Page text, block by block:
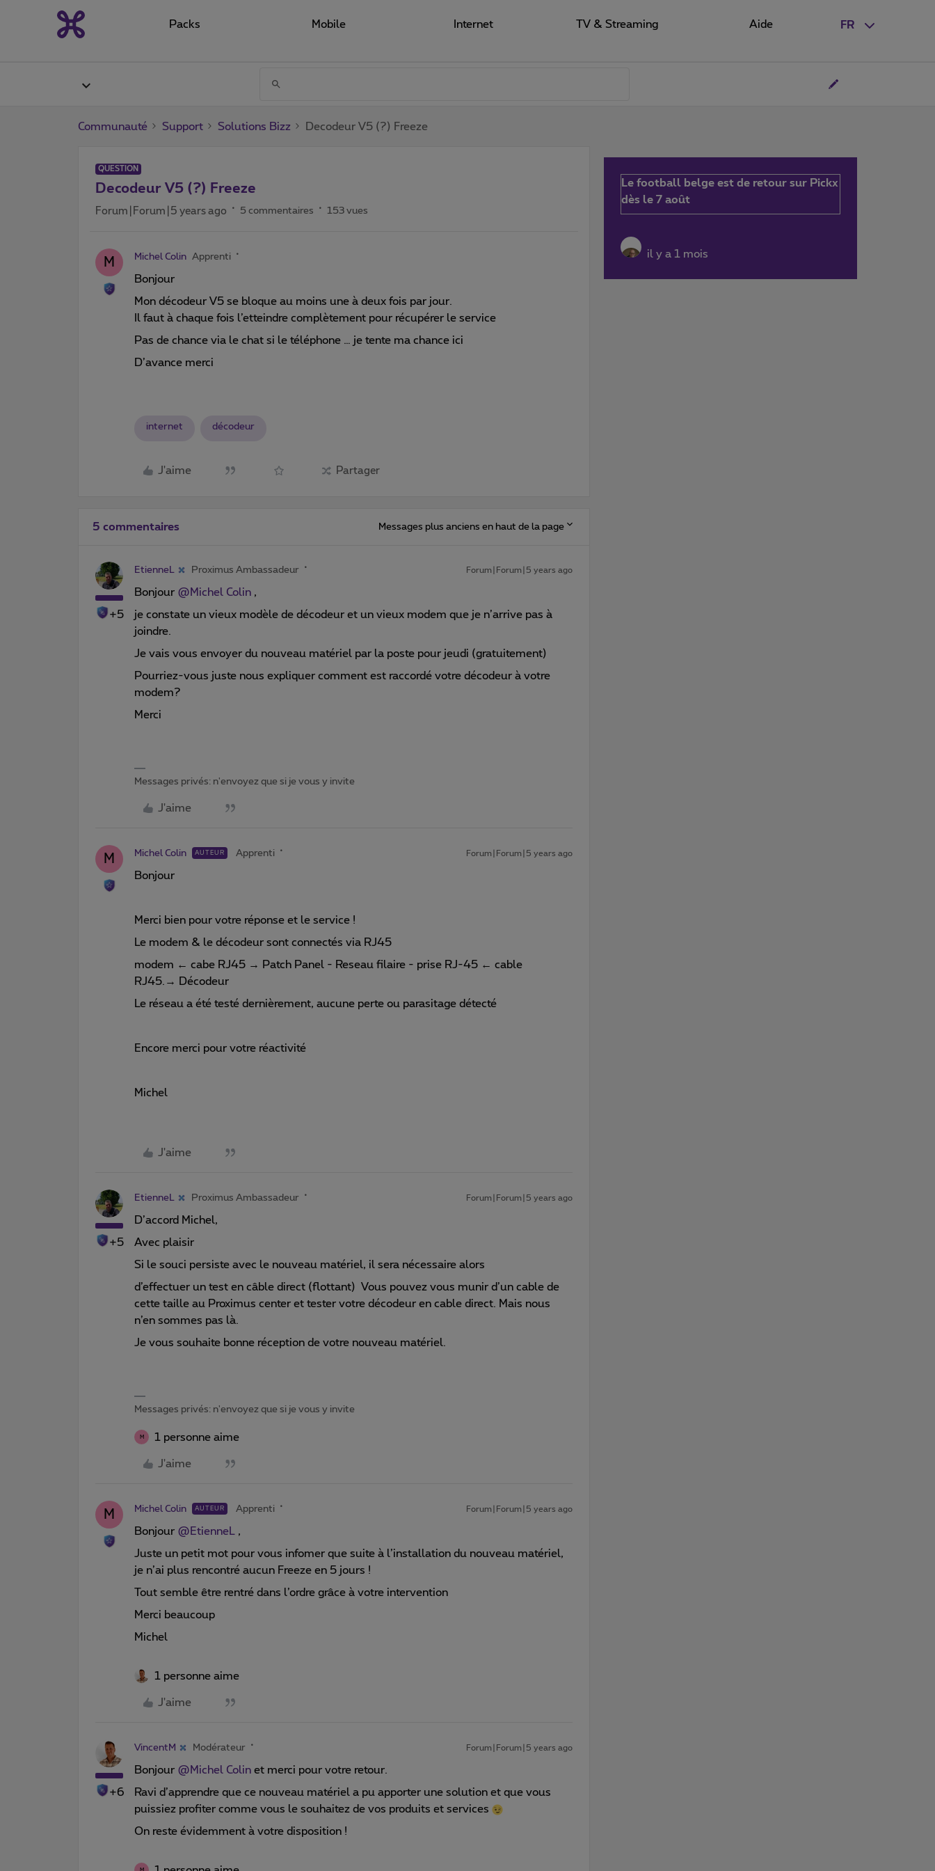
FR
Packs Mobile Internet TV & Streaming Aide
Communauté Support Solutions Bizz Decodeur V5 (?) Freeze
QUESTION
Decodeur V5 (?) Freeze
Forum|Forum|5 years ago 5 commentaires 153 vues
M Michel Colin Apprenti
Bonjour
Mon décodeur V5 se bloque au moins une à deux fois par jour.
Il faut à chaque fois l’etteindre complètement pour récupérer le service
Pas de chance via le chat si le téléphone … je tente ma chance ici
D’avance merci
internet décodeur
J'aime Partager
5 commentaires Messages plus anciens en haut de la page
+5
EtienneL Proximus Ambassadeur Forum|Forum|5 years ago
Bonjour @Michel Colin ,
je constate un vieux modèle de décodeur et un vieux modem que je n’arrive pas à
joindre.
Je vais vous envoyer du nouveau matériel par la poste pour jeudi (gratuitement)
Pourriez-vous juste nous expliquer comment est raccordé votre décodeur à votre
modem?
Merci
Messages privés: n'envoyez que si je vous y invite
J'aime
M Michel Colin AUTEUR Apprenti Forum|Forum|5 years ago
Bonjour
Merci bien pour votre réponse et le service !
Le modem & le décodeur sont connectés via RJ45
modem ← cabe RJ45 → Patch Panel - Reseau filaire - prise RJ-45 ← cable
RJ45.→ Décodeur
Le réseau a été testé dernièrement, aucune perte ou parasitage détecté
Encore merci pour votre réactivité
Michel
J'aime
+5
EtienneL Proximus Ambassadeur Forum|Forum|5 years ago
D’accord Michel,
Avec plaisir
Si le souci persiste avec le nouveau matériel, il sera nécessaire alors
d’effectuer un test en câble direct (flottant) Vous pouvez vous munir d’un cable de
cette taille au Proximus center et tester votre décodeur en cable direct. Mais nous
n’en sommes pas là.
Je vous souhaite bonne réception de votre nouveau matériel.
Messages privés: n'envoyez que si je vous y invite
M 1 personne aime
J'aime
M Michel Colin AUTEUR Apprenti Forum|Forum|5 years ago
Bonjour @EtienneL ,
Juste un petit mot pour vous infomer que suite à l’installation du nouveau matériel,
je n’ai plus rencontré aucun Freeze en 5 jours !
Tout semble être rentré dans l’ordre grâce à votre intervention
Merci beaucoup
Michel
1 personne aime
J'aime
+6
VincentM Modérateur Forum|Forum|5 years ago
Bonjour @Michel Colin et merci pour votre retour.
Ravi d’apprendre que ce nouveau matériel a pu apporter une solution et que vous
puissiez profiter comme vous le souhaitez de vos produits et services
On reste évidemment à votre disposition !
Le football belge est de retour sur Pickx
dès le 7 août
il y a 1 mois